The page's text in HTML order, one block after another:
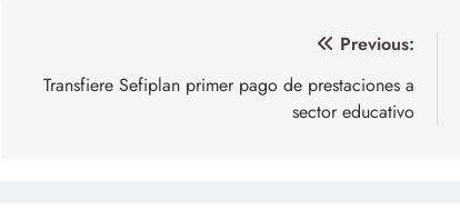
de
Previous:
Transfiere Sefiplan primer pago de prestaciones a
sector educativo